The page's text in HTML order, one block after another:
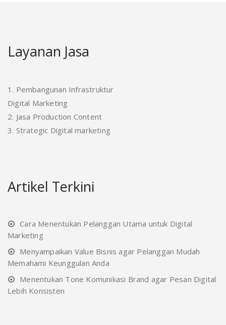
Layanan Jasa
1. Pembangunan Infrastruktur
Digital Marketing
2. Jasa Production Content
3. Strategic Digital marketing
Artikel Terkini
Cara Menentukan Pelanggan Utama untuk Digital
Marketing
Menyampaikan Value Bisnis agar Pelanggan Mudah
Memahami Keunggulan Anda
Menentukan Tone Komunikasi Brand agar Pesan Digital
Lebih Konsisten